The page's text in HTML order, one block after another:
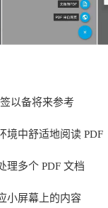
以备将来参考
境中舒适地阅读 PDF
理多个 PDF 文档
小屏幕上的内容